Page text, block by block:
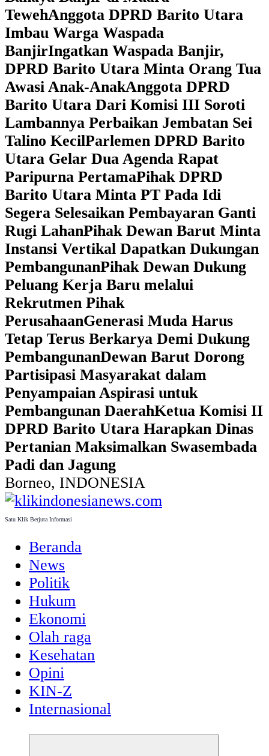
TewehAnggota DPRD Barito Utara
Imbau Warga Waspada
BanjirIngatkan Waspada Banjir,
DPRD Barito Utara Minta Orang Tua
Awasi Anak-AnakAnggota DPRD
Barito Utara Dari Komisi III Soroti
Lambannya Perbaikan Jembatan Sei
Talino KecilParlemen DPRD Barito
Utara Gelar Dua Agenda Rapat
Paripurna PertamaPihak DPRD
Barito Utara Minta PT Pada Idi
Segera Selesaikan Pembayaran Ganti
Rugi LahanPihak Dewan Barut Minta
Instansi Vertikal Dapatkan Dukungan
PembangunanPihak Dewan Dukung
Peluang Kerja Baru melalui
Rekrutmen Pihak
PerusahaanGenerasi Muda Harus
Tetap Terus Berkarya Demi Dukung
PembangunanDewan Barut Dorong
Partisipasi Masyarakat dalam
Penyampaian Aspirasi untuk
Pembangunan DaerahKetua Komisi II
DPRD Barito Utara Harapkan Dinas
Pertanian Maksimalkan Swasembada
Padi dan Jagung
Borneo, INDONESIA
Satu Klik Berjuta Informasi
Beranda
News
Politik
Hukum
Ekonomi
Olah raga
Kesehatan
Opini
KIN-Z
Internasional